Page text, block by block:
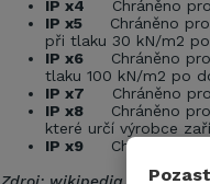
IP x4 Chráněno
IP x5 Chráněno
při tlaku 30 kN/m2
IP x6 Chráněno
tlaku 100 kN/m2 po
IP x7 Chráněno
IP x8 Chráněno
které určí výrobce
IP x9 Chráněno